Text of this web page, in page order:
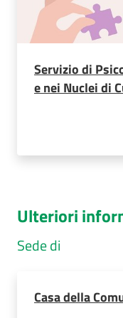
Servizio di
e nei Nuclei di
Ulteriori
Sede di
Casa della